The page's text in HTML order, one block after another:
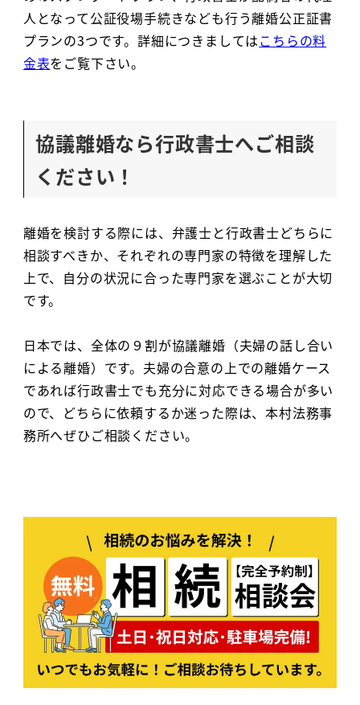
人となって公証役場手続きなども行う離婚公正証書
プランの3つです。詳細につきましてはこちらの料
金表をご覧下さい。
協議離婚なら行政書士へご相談
ください！
離婚を検討する際には、弁護士と行政書士どちらに
相談すべきか、それぞれの専門家の特徴を理解した
上で、自分の状況に合った専門家を選ぶことが大切
です。
日本では、全体の９割が協議離婚（夫婦の話し合い
による離婚）です。夫婦の合意の上での離婚ケース
であれば行政書士でも充分に対応できる場合が多い
ので、どちらに依頼するか迷った際は、本村法務事
務所へぜひご相談ください。